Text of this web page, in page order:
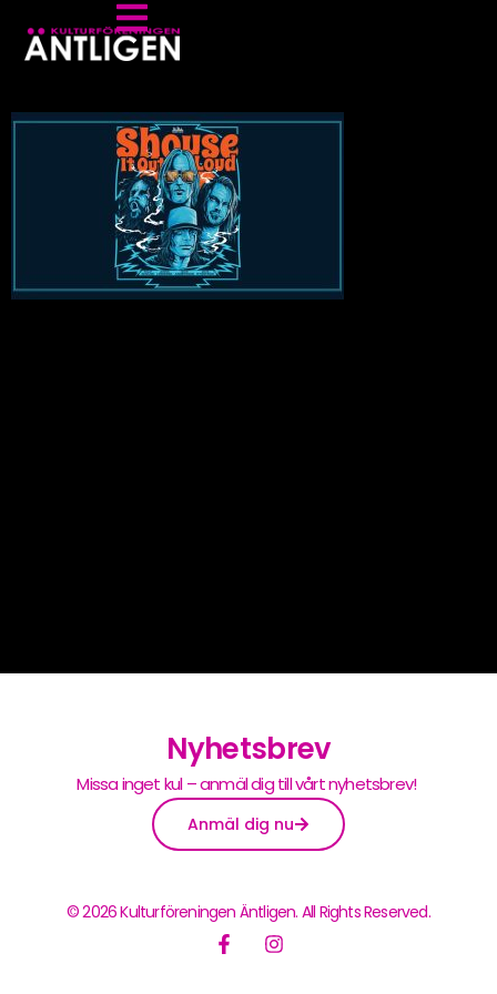
Nyhetsbrev
Missa inget kul – anmäl dig till vårt nyhetsbrev!
Anmäl dig nu
© 2026 Kulturföreningen Äntligen. All Rights Reserved.